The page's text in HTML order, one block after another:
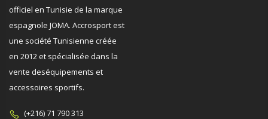
officiel en Tunisie de la marque
espagnole JOMA. Accrosport est
une société Tunisienne créée
en 2012 et spécialisée dans la
vente deséquipements et
accessoires sportifs.
(+216) 71 790 313